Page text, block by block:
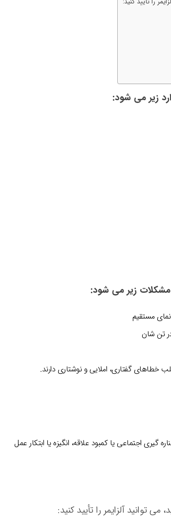
زیر می شود:
مشکلات زیر می شود:
مستقیم
در تن شان
خطاهای گفتاری، املایی و نوشتاری دارند.
اجتماعی یا کمبود علاقه، انگیزه یا ابتکار عمل
توانید آلزایمر را تأیید کنید: